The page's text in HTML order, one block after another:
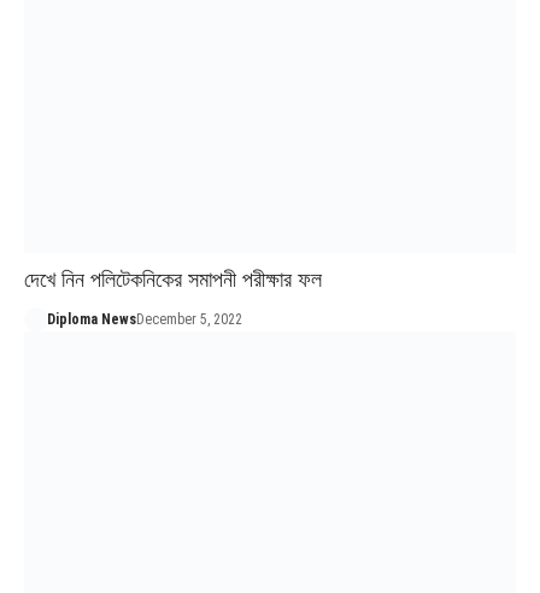
দেখে নিন পলিটেকনিকের সমাপনী পরীক্ষার ফল
Diploma NewsDecember 5, 2022